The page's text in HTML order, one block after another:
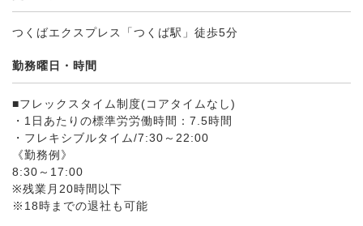
つくばエクスプレス「つくば駅」徒歩5分
勤務曜日・時間
■フレックスタイム制度(コアタイムなし)
・1日あたりの標準労労働時間：7.5時間
・フレキシブルタイム/7:30～22:00
《勤務例》
8:30～17:00
※残業月20時間以下
※18時までの退社も可能